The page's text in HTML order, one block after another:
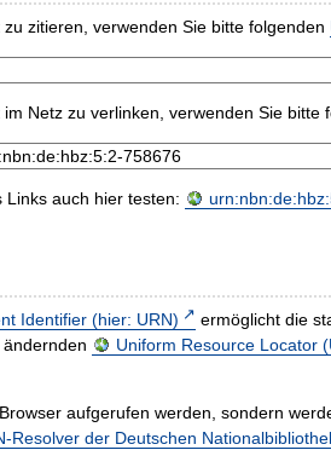
zitieren, verwenden Sie bitte folgenden
Netz zu verlinken, verwenden Sie bitte
Links auch hier testen:
Identifier (hier: URN)
ermöglicht die
Uniform Resource Locator
aufgerufen werden, sondern
Resolver der Deutschen